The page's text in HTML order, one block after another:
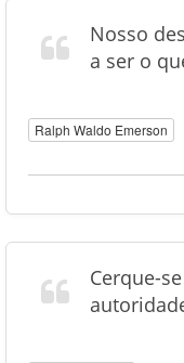
Nosso
a ser o
Ralph Waldo Emerson
Cerque-